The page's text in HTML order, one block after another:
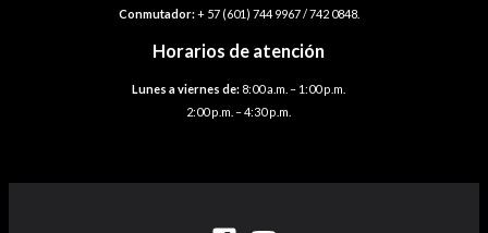
Conmutador:+ 57 (601) 744 9967 / 742 0848.
Horarios de atención
Lunes a viernes de: 8:00 a.m. – 1:00 p.m.
2:00 p.m. – 4:30 p.m.